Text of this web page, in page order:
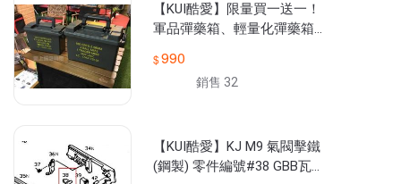
【KUI酷愛】限量買一送一！
軍品彈藥箱、輕量化彈藥箱民
生存收納露營釣魚維修裝備~N
990
銷售 32
【KUI酷愛】KJ M9 氣閥擊鐵
(鋼製) 零件編號#38 GBB瓦斯